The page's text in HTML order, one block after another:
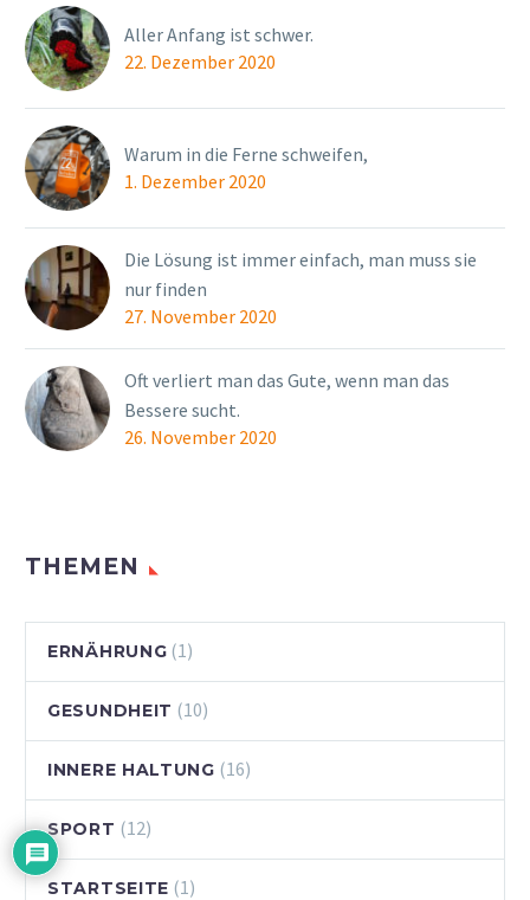
Aller Anfang ist schwer.
22. Dezember 2020
Warum in die Ferne schweifen,
1. Dezember 2020
Die Lösung ist immer einfach, man muss sie
nur finden
27. November 2020
Oft verliert man das Gute, wenn man das
Bessere sucht.
26. November 2020
THEMEN
ERNÄHRUNG (1)
GESUNDHEIT (10)
INNERE HALTUNG (16)
SPORT (12)
STARTSEITE (1)